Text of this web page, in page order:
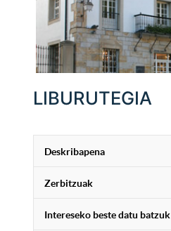
LIBURUTEGIA
Deskribapena
Zerbitzuak
Intereseko beste datu batzuk